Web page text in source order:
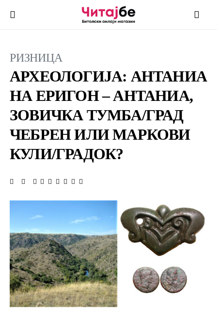
РИЗНИЦА
АРХЕОЛОГИЈА: АНТАНИА
НА ЕРИГОН – АНТАНИА,
ЗОВИЧКА ТУМБА/ГРАД
ЧЕБРЕН ИЛИ МАРКОВИ
КУЛИ/ГРАДОК?